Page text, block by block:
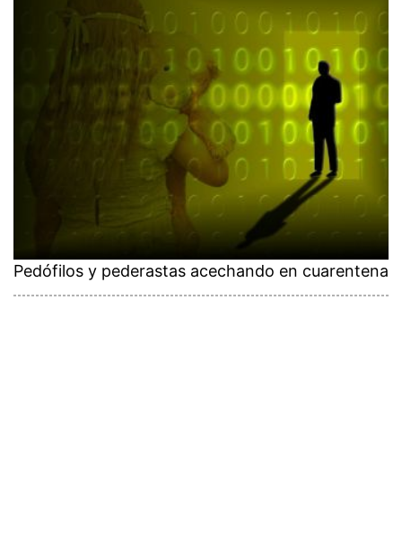
Pedófilos y pederastas acechando en cuarentena